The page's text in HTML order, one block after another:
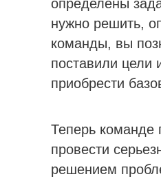
определены
нужно решить,
команды, вы
поставили цели
приобрести
Теперь команде
провести
решением